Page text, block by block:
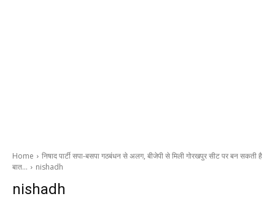
Home
निषाद पार्टी सपा-बसपा गठबंधन से अलग, बीजेपी से मिली गोरखपुर सीट पर बन सकती है
बात…
nishadh
nishadh